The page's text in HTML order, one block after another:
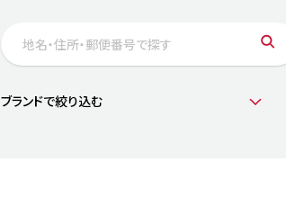
DXビジョン2028
コミュニケーション
ブランドで絞り込む